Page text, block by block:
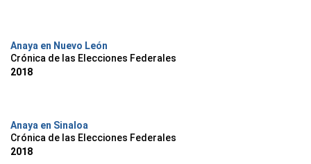
Anaya en Nuevo León
Crónica de las Elecciones Federales
2018
Anaya en Sinaloa
Crónica de las Elecciones Federales
2018